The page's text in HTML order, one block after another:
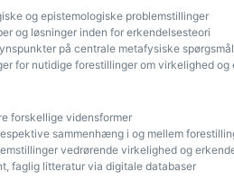
og epistemologiske problemstillinger
og løsninger inden for erkendelsesteori
på centrale metafysiske spørgsmål
for nutidige forestillinger om virkelighed og
forskellige vidensformer
sammenhæng i og mellem
vedrørende virkelighed og
faglig litteratur via digitale databaser